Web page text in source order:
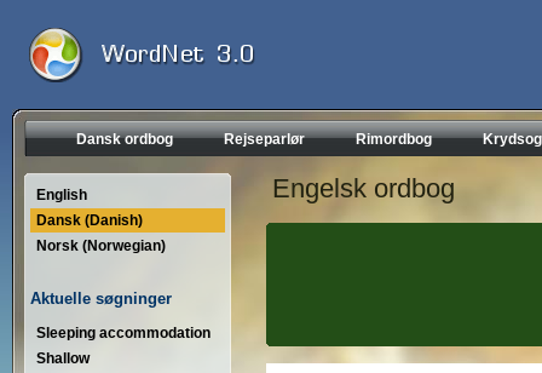
Dansk ordbog Rejseparlør Rimordbog
English
Dansk (Danish)
Norsk (Norwegian)
Aktuelle søgninger
Sleeping accommodation
Shallow
Engelsk ordbog